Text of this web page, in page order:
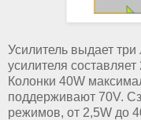
Усилитель выдает
усилителя составляет
Колонки 40W
поддерживают 70V.
режимов, от 2,5W до